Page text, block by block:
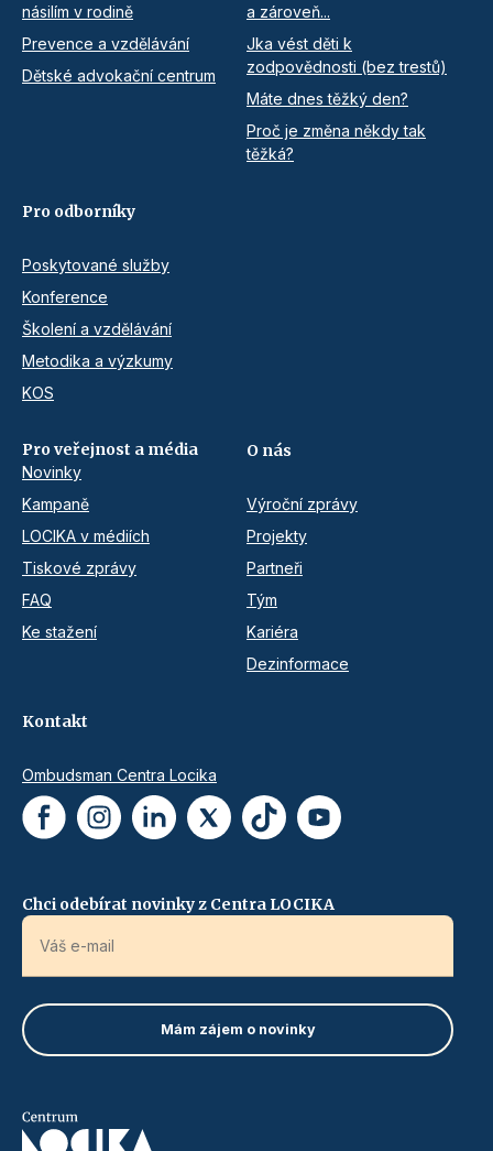
násilím v rodině
Prevence a vzdělávání
Dětské advokační centrum
a zároveň...
Jka vést děti k
zodpovědnosti (bez trestů)
Máte dnes těžký den?
Proč je změna někdy tak
těžká?
Pro odborníky
Poskytované služby
Konference
Školení a vzdělávání
Metodika a výzkumy
KOS
Pro veřejnost a média
Novinky
Kampaně
LOCIKA v médiích
Tiskové zprávy
FAQ
Ke stažení
O nás
Výroční zprávy
Projekty
Partneři
Tým
Kariéra
Dezinformace
Kontakt
Ombudsman Centra Locika
Chci odebírat novinky z Centra LOCIKA